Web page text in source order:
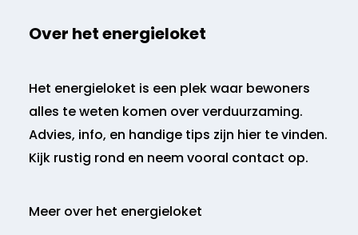
Over het energieloket
Het energieloket is een plek waar bewoners
alles te weten komen over verduurzaming.
Advies, info, en handige tips zijn hier te vinden.
Kijk rustig rond en neem vooral contact op.
Meer over het energieloket